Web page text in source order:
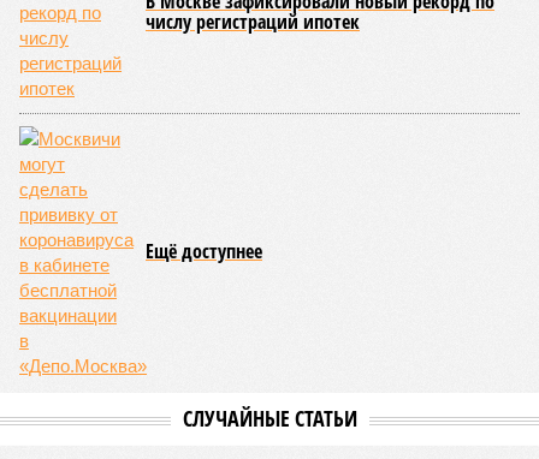
В Москве зафиксировали новый рекорд по
Ещё доступнее